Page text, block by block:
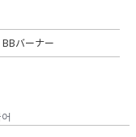
BBバーナー